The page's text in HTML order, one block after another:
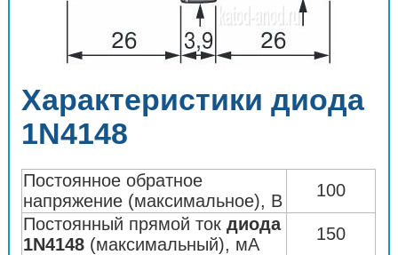
Характеристики диода
1N4148
Постоянное обратное
напряжение (максимальное), В
100
Постоянный прямой токдиода
1N4148 (максимальный), мА
150